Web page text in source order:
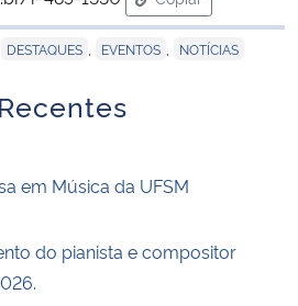
para área de
DESTAQUES EVENTOS NOTÍCIAS
em Música da UFSM
do pianista e compositor